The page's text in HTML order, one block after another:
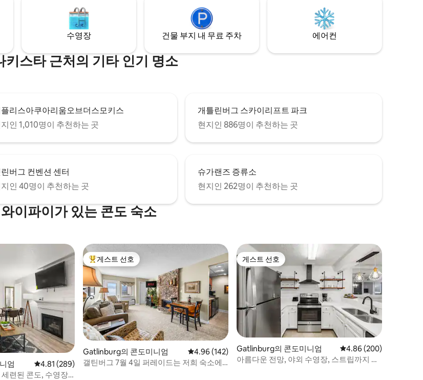
다. 지금 예약하세요. Kindred Spirits는 실
수영장 건물 부지 내 무료 주차 에어컨
키스타 근처의 기타 인기 명소
리스아쿠아리움오브더스모키스
인 1,010명이 추천하는 곳
개틀린버그 스카이리프트 파크
현지인 886명이 추천하는 곳
버그 컨벤션 센터
인 40명이 추천하는 곳
슈가랜즈 증류소
현지인 262명이 추천하는 곳
와이파이가 있는 콘도 숙소
엄 평점 4.81점(5점 만점), 후기 289개
4.81 (289)
련된 콘도, 수영장
상위 게스트 선호
게스트 선호
Gatlinburg의 콘도미니엄 평점 4.96점(5점 만점), 후기 142개
4.96 (142)
갤틴버그 7월 4일 퍼레이드는 저희 숙소에
게스트 선호
게스트 선호
Gatlinburg의 콘도미니엄 평점 4.86점(5점 만점),
4.86 (200)
아름다운 전망, 야외 수영장, 스트립까지 도